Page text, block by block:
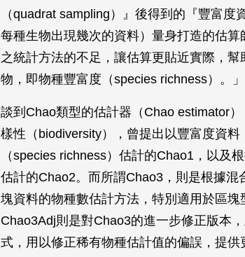
（quadrat sampling）』後得到的『豐富
每種生物出現幾次的資料）量身打造的估
之統計方法的不足，讓估算更貼近實際，
物，即物種豐富度（species richness）。」
談到Chao類型的估計器（Chao estimator
樣性（biodiversity），曾提出以豐富度資
（species richness）估計的Chao1，以及
估計的Chao2。而所謂Chao3，則是根據
塊資料的物種數估計方法，特別適用於區
Chao3Adj則是對Chao3的進一步修正版本
式，用以修正稀有物種估計值的偏誤，提供